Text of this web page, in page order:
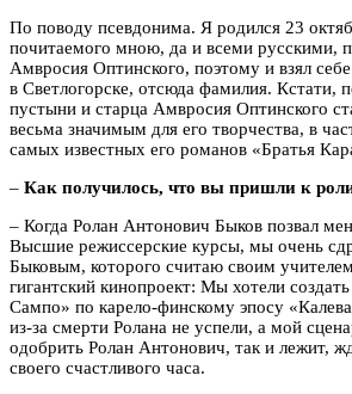
По поводу псевдонима. Я родился 23
почитаемого мною, да и всеми русскими,
Амвросия Оптинского, поэтому и взял
в Светлогорске, отсюда фамилия. Кстати,
пустыни и старца Амвросия Оптинского
весьма значимым для его творчества, в
самых известных его романов «Братья
– Как получилось, что вы пришли к
– Когда Ролан Антонович Быков позвал
Высшие режиссерские курсы, мы очень
Быковым, которого считаю своим
гигантский кинопроект: Мы хотели
Сампо» по карело-финскому эпосу
из-за смерти Ролана не успели, а мой
одобрить Ролан Антонович, так и лежит,
своего счастливого часа.